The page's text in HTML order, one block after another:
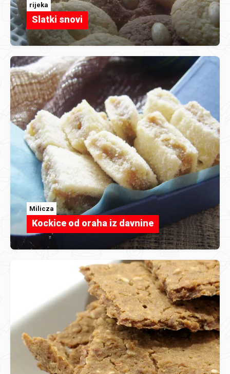
rijeka
Slatki snovi
Milicza
Kockice od oraha iz davnine